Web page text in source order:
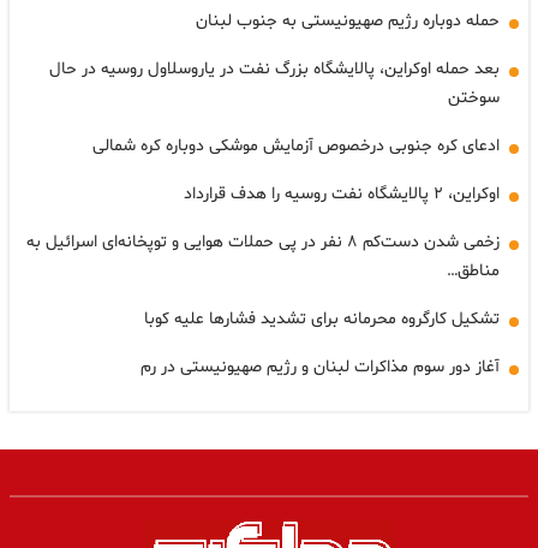
حمله دوباره رژیم صهیونیستی به جنوب لبنان
بعد حمله اوکراین، پالایشگاه بزرگ نفت در یاروسلاول روسیه در حال
سوختن
ادعای کره جنوبی درخصوص آزمایش موشکی دوباره کره شمالی
اوکراین، ۲ پالایشگاه نفت روسیه را هدف قرارداد
زخمی شدن دست‌کم ۸ نفر در پی حملات هوایی و توپخانه‌ای اسرائیل به
مناطق…
تشکیل کارگروه محرمانه برای تشدید فشارها علیه کوبا
آغاز دور سوم مذاکرات لبنان و رژیم صهیونیستی در رم